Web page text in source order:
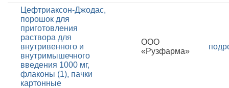
Цефтриаксон-Джодас,
порошок для
приготовления
раствора для
внутривенного и
внутримышечного
введения 1000 мг,
флаконы (1), пачки
картонные
ООО
«Рузфарма»